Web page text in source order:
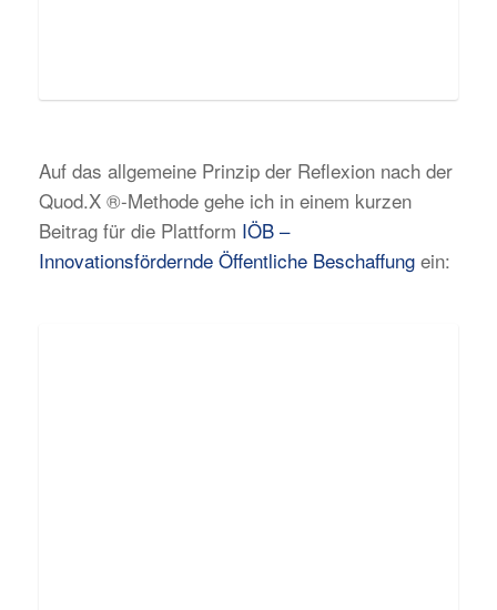
Auf das allgemeine Prinzip der Reflexion nach der
Quod.X ®-Methode gehe ich in einem kurzen
Beitrag für die Plattform IÖB –
Innovationsfördernde Öffentliche Beschaffung ein: